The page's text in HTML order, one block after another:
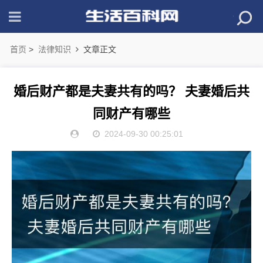
首页 > 法律知识 文章正文
婚后财产都是夫妻共有的吗？ 夫妻婚后共
同财产有哪些
2024-09-30 00:25:01